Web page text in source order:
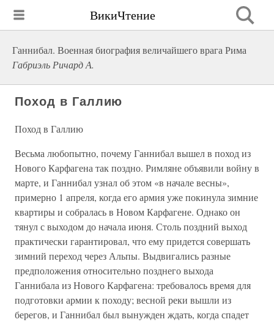
ВикиЧтение
Ганнибал. Военная биография величайшего врага Рима
Габриэль Ричард А.
Поход в Галлию
Поход в Галлию
Весьма любопытно, почему Ганнибал вышел в поход из
Нового Карфагена так поздно. Римляне объявили войну в
марте, и Ганнибал узнал об этом «в начале весны»,
примерно 1 апреля, когда его армия уже покинула зимние
квартиры и собралась в Новом Карфагене. Однако он
тянул с выходом до начала июня. Столь поздний выход
практически гарантировал, что ему придется совершать
зимний переход через Альпы. Выдвигались разные
предположения относительно позднего выхода
Ганнибала из Нового Карфагена: требовалось время для
подготовки армии к походу; весной реки вышли из
берегов, и Ганнибал был вынужден ждать, когда спадет